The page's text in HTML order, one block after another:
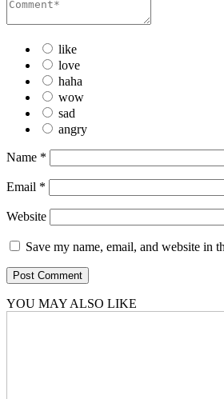
like
love
haha
wow
sad
angry
Name *
Email *
Website
Save my name, email, and website in
YOU MAY ALSO LIKE